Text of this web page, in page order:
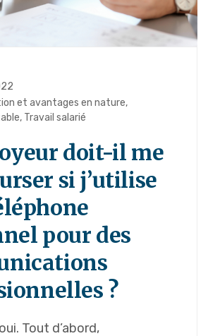
et avantages en nature,
, Travail salarié
doit-il me
si j’utilise
pour des
?
Tout d’abord,